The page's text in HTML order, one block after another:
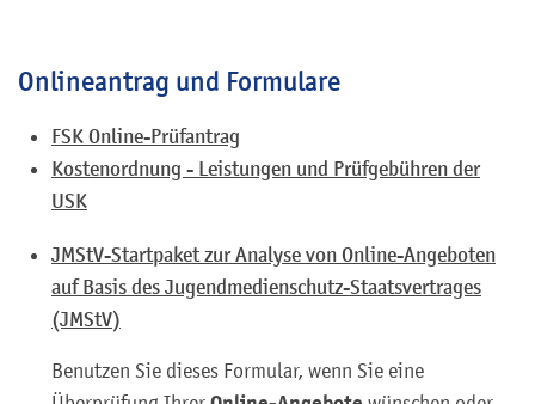
Onlineantrag und Formulare
FSK Online-Prüfantrag
Kostenordnung - Leistungen und Prüfgebühren der
USK
JMStV-Startpaket zur Analyse von Online-Angeboten
auf Basis des Jugendmedienschutz-Staatsvertrages
(JMStV)
Benutzen Sie dieses Formular, wenn Sie eine